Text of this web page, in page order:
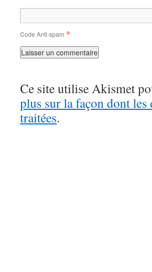
Code Anti-spam *
Ce site utilise Akismet
plus sur la façon dont les
traitées.